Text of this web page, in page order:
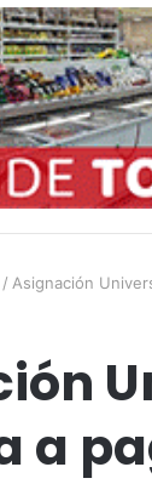
/ Asignación
a